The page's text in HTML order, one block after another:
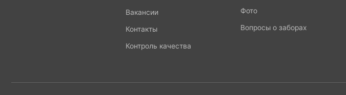
Вакансии
Контакты
Контроль качества
Фото
Вопросы о заборах